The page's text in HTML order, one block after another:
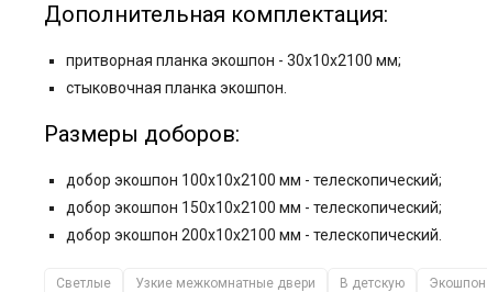
Дополнительная комплектация:
притворная планка экошпон - 30x10x2100 мм;
стыковочная планка экошпон.
Размеры доборов:
добор экошпон 100x10x2100 мм - телескопический;
добор экошпон 150x10x2100 мм - телескопический;
добор экошпон 200x10x2100 мм - телескопический.
Светлые Узкие межкомнатные двери В детскую Экошпон